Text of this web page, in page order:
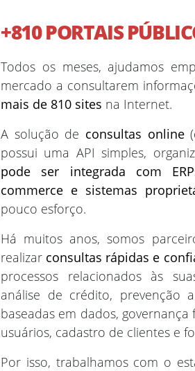
+810 PORTAIS
Todos os meses, ajudamos
mercado a consultarem
mais de 810 sites na Internet.
A solução de consultas online
possui uma API simples,
pode ser integrada com
commerce e sistemas
pouco esforço.
Há muitos anos, somos
realizar consultas rápidas e
processos relacionados às
análise de crédito, prevenção
baseadas em dados,
usuários, cadastro de clientes e
Por isso, trabalhamos com o